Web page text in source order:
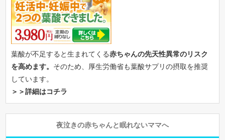
葉酸が不足すると生まれてくる赤ちゃんの先天性異常のリスク
を高めます。 そのため、厚生労働省も葉酸サプリの摂取を推奨
しています。
＞＞詳細はコチラ
夜泣きの赤ちゃんと眠れないママへ